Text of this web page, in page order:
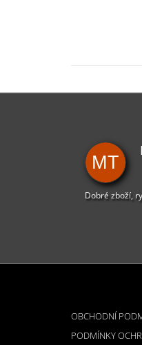
MT
Dobré zboží,
OBCHODNÍ
PODMÍNKY